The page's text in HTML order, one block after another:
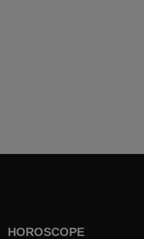
HOROSCOPE